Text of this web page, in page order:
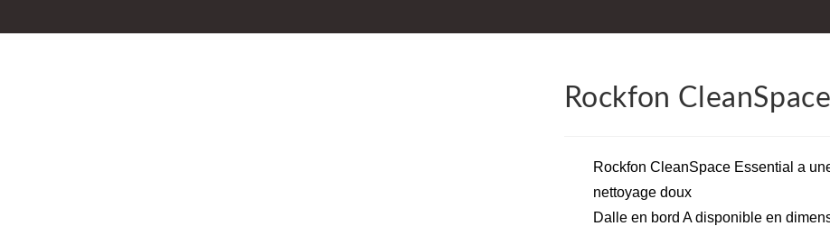
Rockfon
Rockfon CleanSpace Essential a
nettoyage doux
Dalle en bord A disponible en